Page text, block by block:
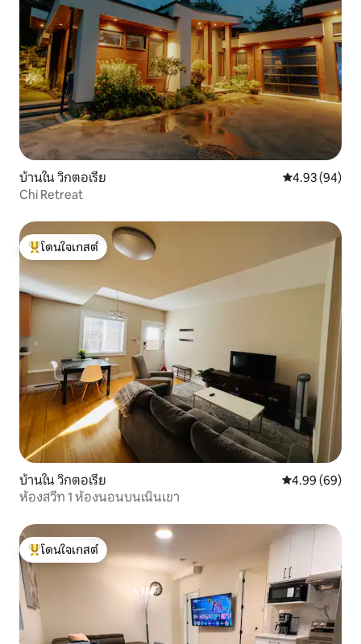
บ้านใน วิกตอเรีย คะแนนเฉลี่ย
4.93 (94)
Chi Retreat
โดนใจเกสต์ที่สุด
โดนใจเกสต์
บ้านใน วิกตอเรีย คะแนนเฉลี่ย
4.99 (69)
ห้องสวีท 1 ห้องนอนบนเนินเขา
โดนใจเกสต์ที่สุด
โดนใจเกสต์